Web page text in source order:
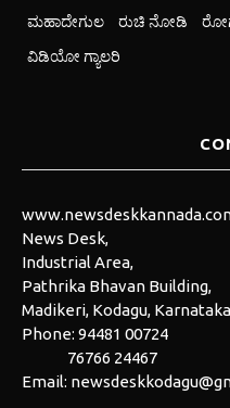
ಮಹಾದೇಗುಲ ರುಚಿ ನೋಡಿ
ವಿಡಿಯೋ ಗ್ಯಾಲರಿ
News Desk,
Industrial Area,
Pathrika Bhavan Building,
Madikeri, Kodagu,
Phone: 94481 00724
76766 24467
Email: